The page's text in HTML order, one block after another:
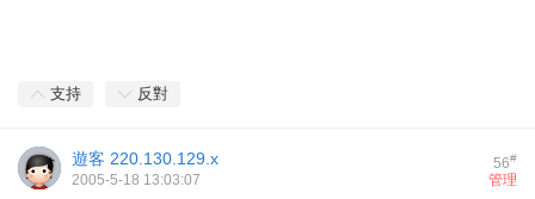
支持 反對
56#
遊客 220.130.129.x
管理
2005-5-18 13:03:07